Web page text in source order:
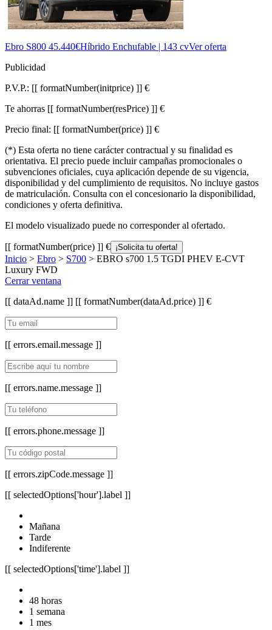
Ebro S800 45.440€Híbrido Enchufable | 143 cvVer oferta
Publicidad
P.V.P.: [[ formatNumber(initprice) ]] €
Te ahorras [[ formatNumber(resPrice) ]] €
Precio final: [[ formatNumber(price) ]] €
(*) Esta oferta no tiene carácter contractual y su finalidad es
orientativa. El precio puede incluir campañas promocionales o
subvenciones oficiales, cuya aplicación depende de su vigencia,
disponibilidad y del cumplimiento de requisitos. No incluye gastos
de matriculación. Consulta con el concesionario la disponibilidad,
condiciones y oferta definitiva.
El modelo visualizado puede no corresponder al ofertado.
[[ formatNumber(price) ]] € ¡Solicita tu oferta!
Inicio > Ebro > S700 > EBRO s700 1.5 TGDI PHEV E-CVT
Luxury FWD
Cerrar ventana
[[ dataAd.name ]] [[ formatNumber(dataAd.price) ]] €
[[ errors.email.message ]]
[[ errors.name.message ]]
[[ errors.phone.message ]]
[[ errors.zipCode.message ]]
[[ selectedOptions['hour'].label ]]
Mañana
Tarde
Indiferente
[[ selectedOptions['time'].label ]]
48 horas
1 semana
1 mes